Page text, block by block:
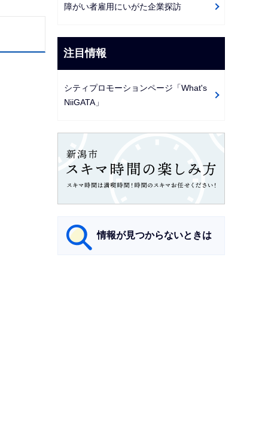
こ
ら
障がい者雇用にいがた企業探訪
注目情報
シティプロモーションページ「What's
NiiGATA」
情報が見つからないときは